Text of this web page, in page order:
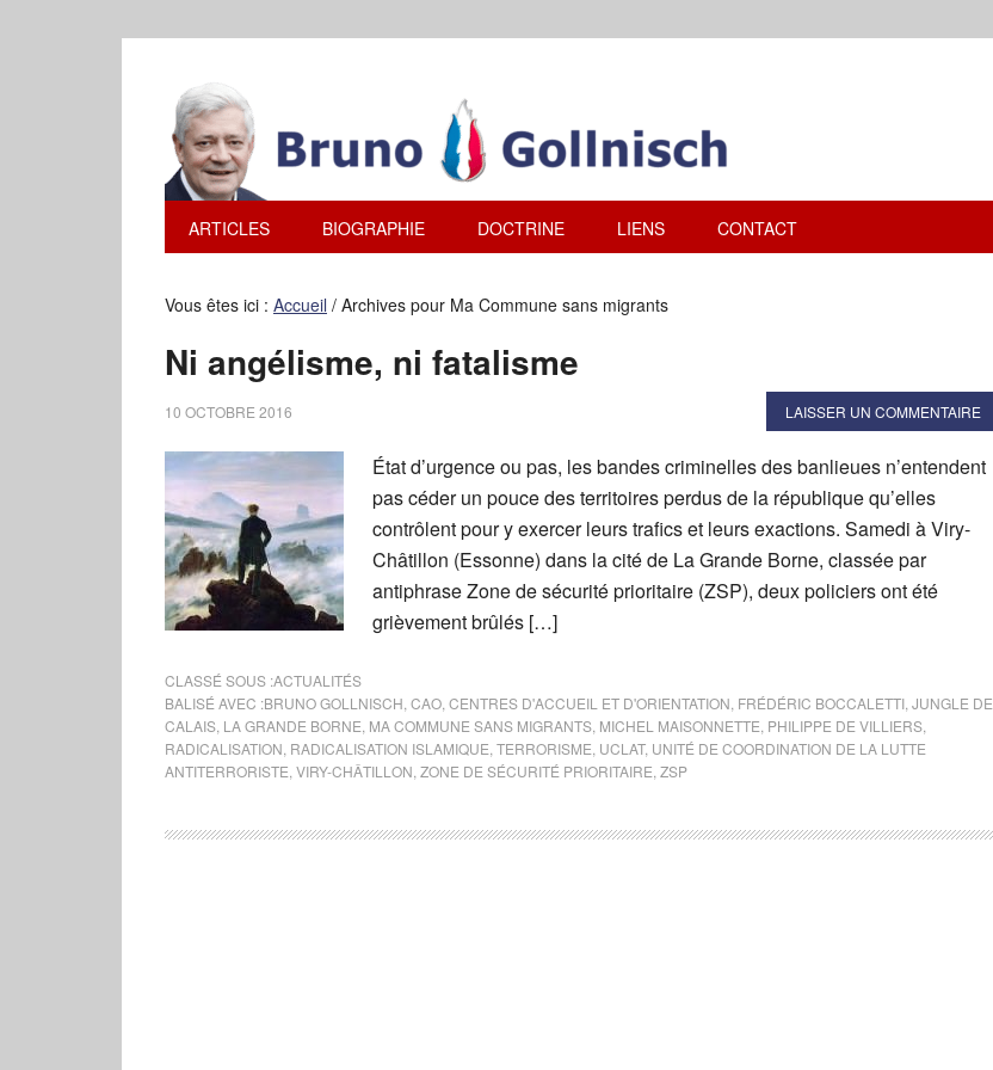
ARTICLES BIOGRAPHIE DOCTRINE LIENS CONTACT
Vous êtes ici : Accueil / Archives pour Ma Commune sans migrants
Ni angélisme, ni fatalisme
10 OCTOBRE 2016 LAISSER UN COMMENTAIRE
État d’urgence ou pas, les bandes criminelles des banlieues n’entendent
pas céder un pouce des territoires perdus de la république qu’elles
contrôlent pour y exercer leurs trafics et leurs exactions. Samedi à Viry-
Châtillon (Essonne) dans la cité de La Grande Borne, classée par
antiphrase Zone de sécurité prioritaire (ZSP), deux policiers ont été
grièvement brûlés […]
CLASSÉ SOUS :ACTUALITÉS
BALISÉ AVEC :BRUNO GOLLNISCH CAO CENTRES D'ACCUEIL ET D'ORIENTATION FRÉDÉRIC BOCCALETTI JUNGLE DE
CALAIS LA GRANDE BORNE MA COMMUNE SANS MIGRANTS MICHEL MAISONNETTE PHILIPPE DE VILLIERS
RADICALISATION RADICALISATION ISLAMIQUE TERRORISME UCLAT, UNITÉ DE COORDINATION DE LA LUTTE
ANTITERRORISTE VIRY-CHÂTILLON ZONE DE SÉCURITÉ PRIORITAIRE ZSP